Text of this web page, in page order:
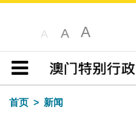
A A A
目录
首页
新闻